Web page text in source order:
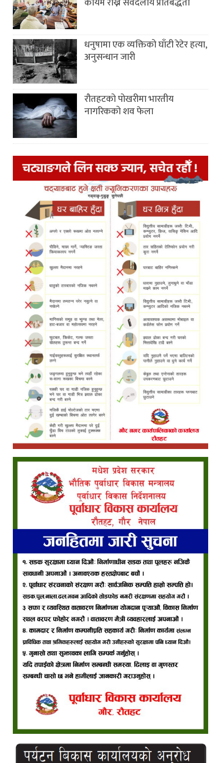
धनुषामा एक व्यक्तिको घाँटी रेटेर हत्या,
अनुसन्धान जारी
रौतहटको पोखरीमा भारतीय
नागरिकको शव फेला